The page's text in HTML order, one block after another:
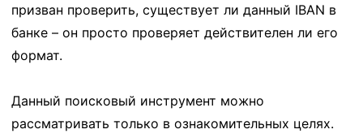
призван проверить, существует ли данный IBAN в
банке – он просто проверяет действителен ли его
формат.
Данный поисковый инструмент можно
рассматривать только в ознакомительных целях.